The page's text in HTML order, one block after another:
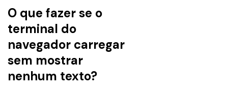
O que fazer se o
terminal do
navegador carregar
sem mostrar
nenhum texto?